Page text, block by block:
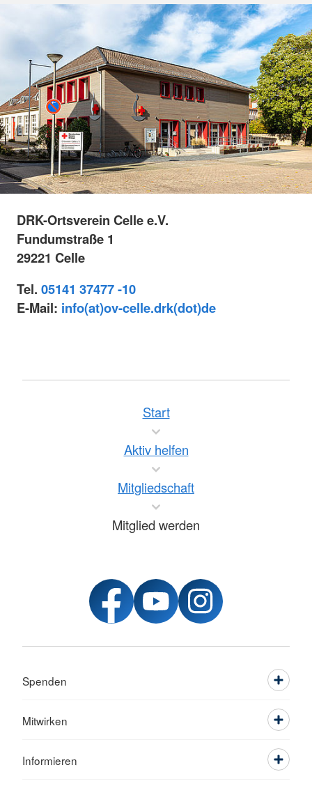
DRK-Ortsverein Celle e.V.
Fundumstraße 1
29221 Celle
Tel. 05141 37477 -10
E-Mail: info(at)ov-celle.drk(dot)de
Start
Aktiv helfen
Mitgliedschaft
Mitglied werden
Spenden
Mitwirken
Informieren